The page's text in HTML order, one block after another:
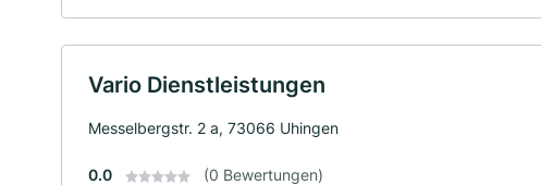
Vario Dienstleistungen
Messelbergstr. 2 a, 73066 Uhingen
0.0 (0 Bewertungen)